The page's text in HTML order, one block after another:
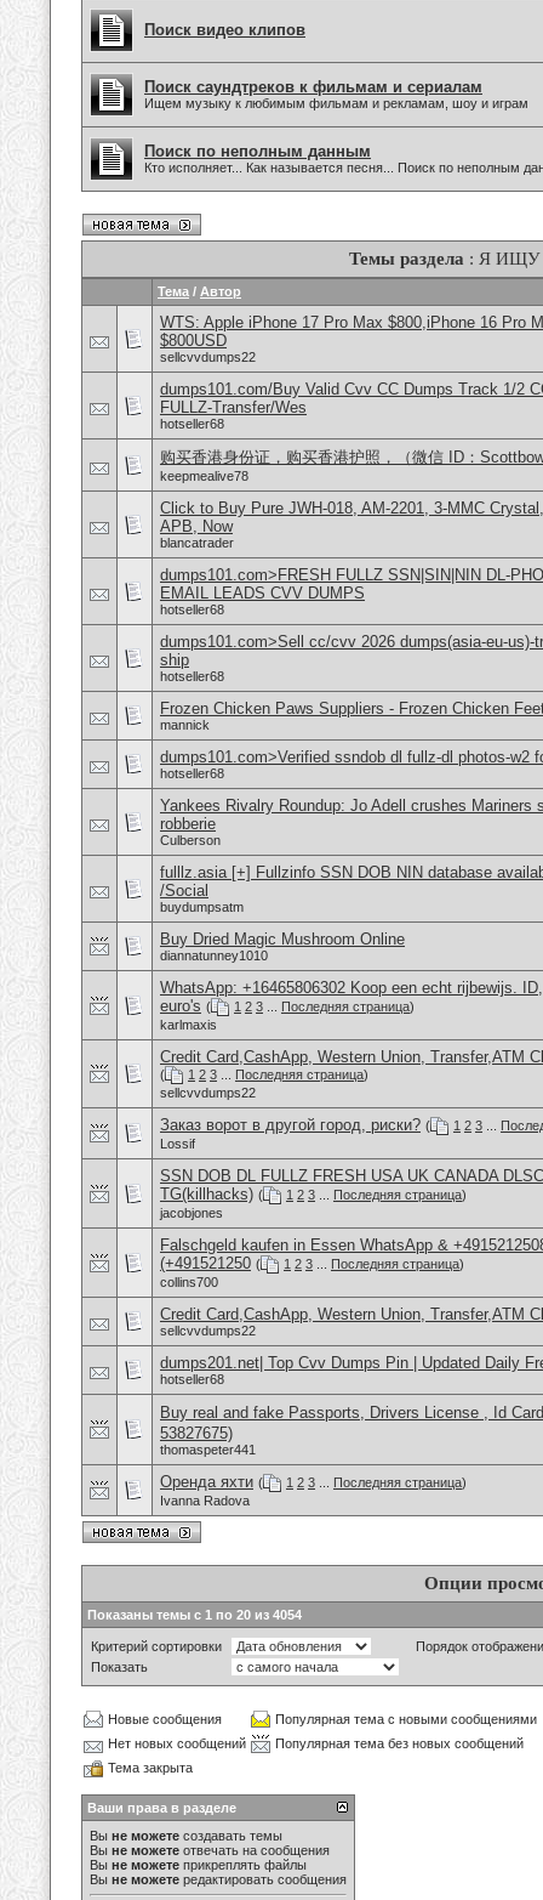
Поиск видео клипов
Поиск саундтреков к фильмам и сериалам
Ищем музыку к любимым фильмам и рекламам, шоу и играм
Поиск по неполным данным
Кто исполняет... Как называется песня... Поиск по неполным
Темы раздела : Я ИЩУ
Тема / Автор
WTS: Apple iPhone 17 Pro Max $800,iPhone 16 Pro
$800USD
sellcvvdumps22
dumps101.com/Buy Valid Cvv CC Dumps Track 1/2
FULLZ-Transfer/Wes
hotseller68
购买香港身份证，购买香港护照，（微信 ID：
keepmealive78
Click to Buy Pure JWH-018, AM-2201, 3-MMC
APB, Now
blancatrader
dumps101.com>FRESH FULLZ SSN|SIN|NIN DL-
EMAIL LEADS CVV DUMPS
hotseller68
dumps101.com>Sell cc/cvv 2026 dumps(asia-eu-us)-
ship
hotseller68
Frozen Chicken Paws Suppliers - Frozen Chicken
mannick
dumps101.com>Verified ssndob dl fullz-dl photos-w2
hotseller68
Yankees Rivalry Roundup: Jo Adell crushes Mariners
robberie
Culberson
fulllz.asia [+] Fullzinfo SSN DOB NIN database
/Social
buydumpsatm
Buy Dried Magic Mushroom Online
diannatunney1010
WhatsApp: +16465806302 Koop een echt rijbewijs.
euro's ( 1 2 3 Последняя страница)
karlmaxis
Credit Card,CashApp, Western Union, Transfer,ATM
( 1 2 3 Последняя страница)
sellcvvdumps22
Заказ ворот в другой город, риски? ( 1 2 3
Lossif
SSN DOB DL FULLZ FRESH USA UK CANADA
TG(killhacks) ( 1 2 3 Последняя страница)
jacobjones
Falschgeld kaufen in Essen WhatsApp &
(+491521250 ( 1 2 3 Последняя страница)
collins700
Credit Card,CashApp, Western Union, Transfer,ATM
sellcvvdumps22
dumps201.net| Top Cvv Dumps Pin | Updated Daily
hotseller68
Buy real and fake Passports, Drivers License , Id
53827675)
thomaspeter441
Оренда яхти ( 1 2 3 Последняя страница)
Ivanna Radova
Опции
Показаны темы с 1 по 20 из 4054
Критерий сортировки
Порядок
Показать
Новые сообщения
Популярная тема с новыми сообщениями
Нет новых сообщений
Популярная тема без новых сообщений
Тема закрыта
Ваши права в разделе
Вы не можете создавать темы
Вы не можете отвечать на сообщения
Вы не можете прикреплять файлы
Вы не можете редактировать сообщения